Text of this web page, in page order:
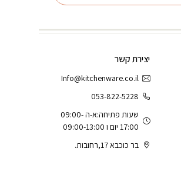
יצירת קשר
Info@kitchenware.co.il
053-822-5228
שעות פתיחה:א-ה 09:00-
17:00 יום ו 09:00-13:00
בר כוכבא 17,רחובות.